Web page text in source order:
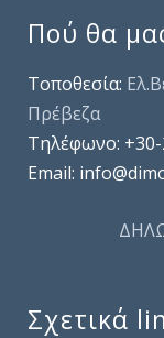
Πού θα
Τοποθεσία:
Πρέβεζα
Τηλέφωνo: +30-
Email:
Σχετικά